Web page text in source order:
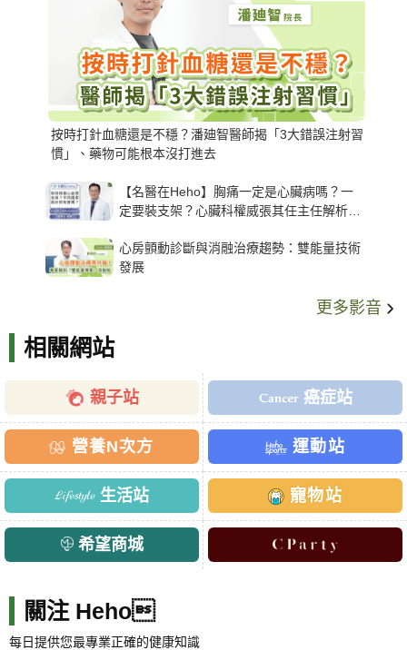
按時打針血糖還是不穩？潘廸智醫師揭「3大錯誤注射習
慣」、藥物可能根本沒打進去
【名醫在Heho】胸痛一定是心臟病嗎？一
定要裝支架？心臟科權威張其任主任解析支
心房顫動診斷與消融治療趨勢：雙能量技術
發展
更多影音
相關網站
親子站 癌症站
營養N次方 運動站
生活站 寵物站
希望商城
關注 Heho
每日提供您最專業正確的健康知識